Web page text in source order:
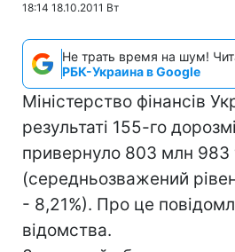
18:14 18.10.2011 Вт
Не трать время на шум!
РБК-Украина в Google
Міністерство фінансів
результаті 155-го
привернуло 803 млн 983
(середньозважений
- 8,21%). Про це
відомства.